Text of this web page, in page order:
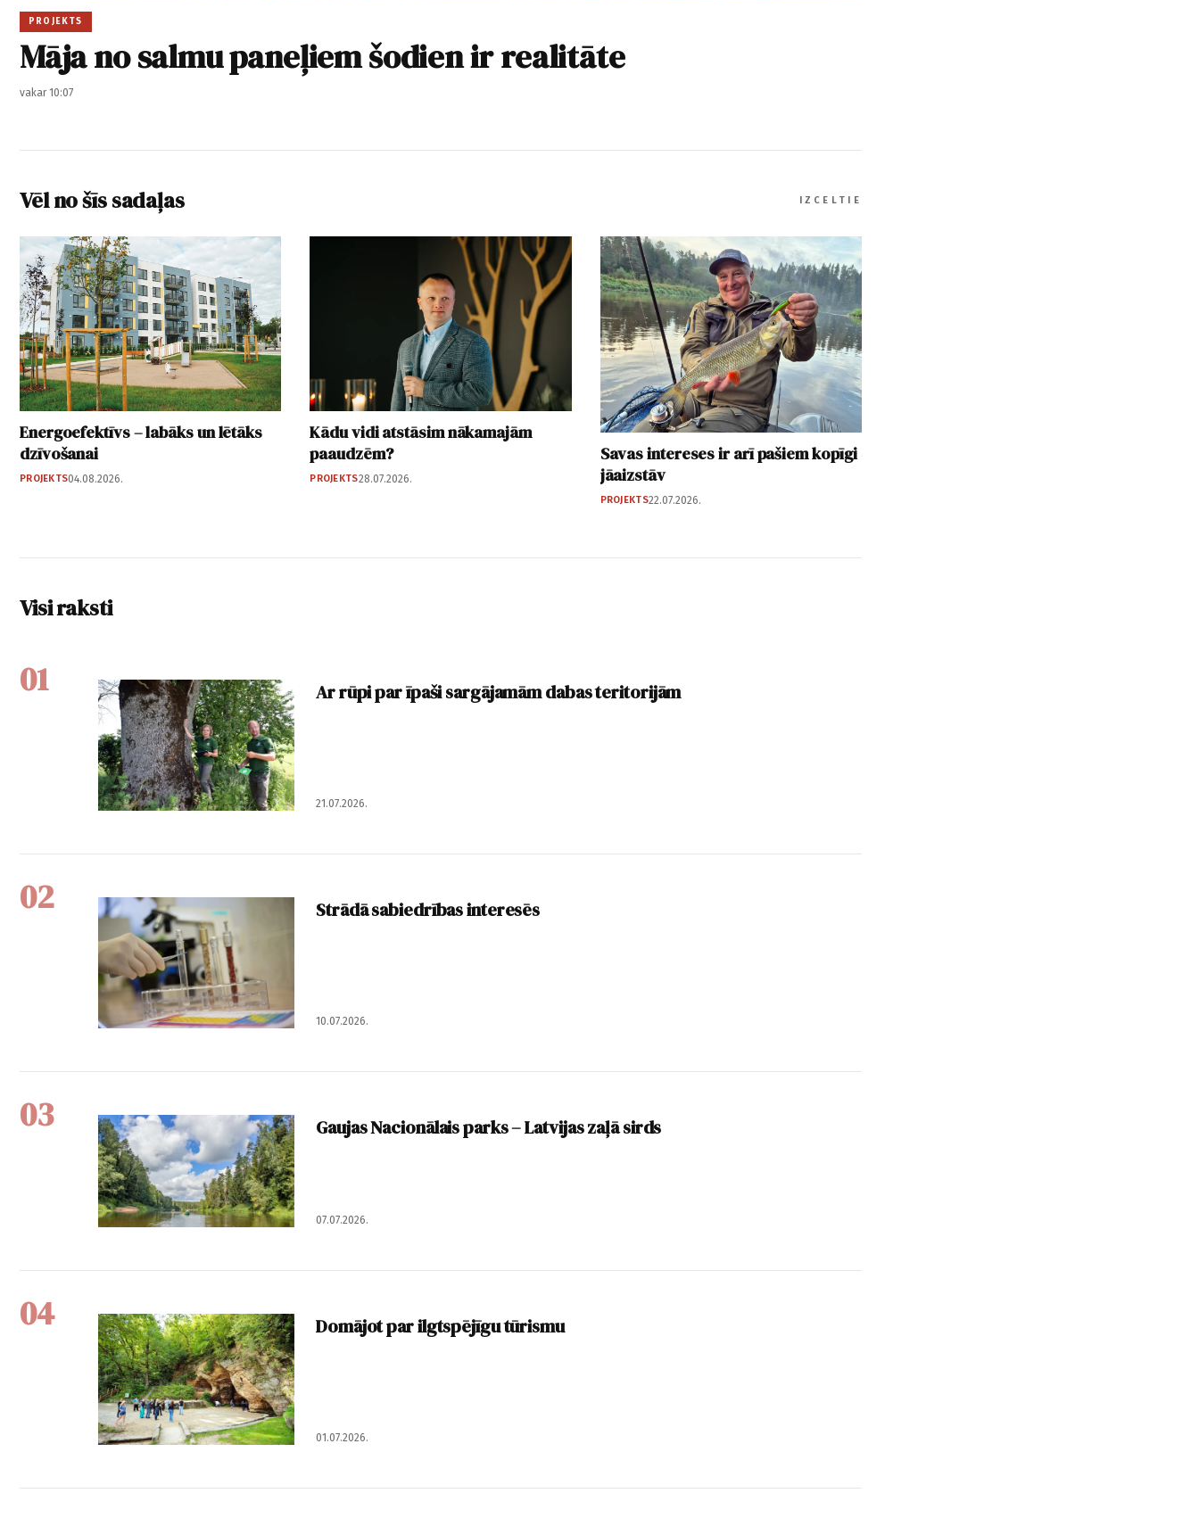
PROJEKTS
Māja no salmu paneļiem šodien ir realitāte
vakar 10:07
Vēl no šīs sadaļas IZCELTIE
Energoefektīvs – labāks un lētāks
dzīvošanai
PROJEKTS04.08.2026.
Kādu vidi atstāsim nākamajām
paaudzēm?
PROJEKTS28.07.2026.
Savas intereses ir arī pašiem kopīgi
jāaizstāv
PROJEKTS22.07.2026.
Visi raksti
01 Ar rūpi par īpaši sargājamām dabas teritorijām
21.07.2026.
02 Strādā sabiedrības interesēs
10.07.2026.
03 Gaujas Nacionālais parks – Latvijas zaļā sirds
07.07.2026.
04 Domājot par ilgtspējīgu tūrismu
01.07.2026.